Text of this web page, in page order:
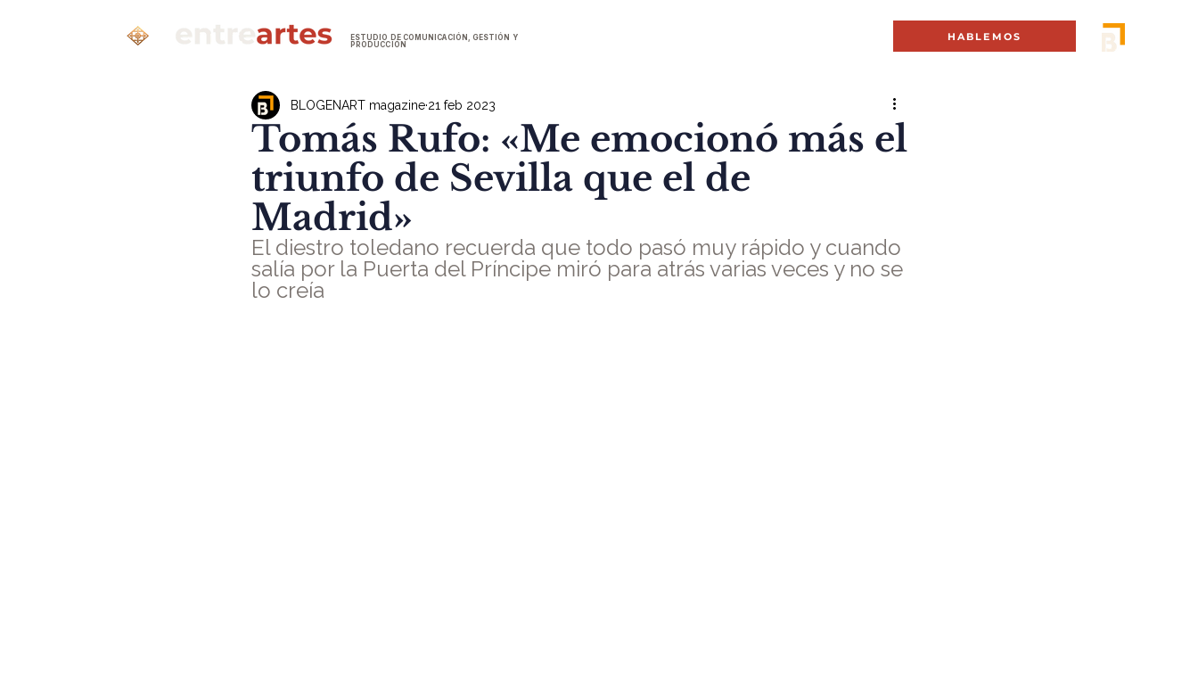
ESTUDIO DE COMUNICACIÓN, GESTIÓN Y
PRODUCCIÓN
HABLEMOS
Tomás Rufo: «Me emocionó más el
triunfo de Sevilla que el de
Madrid»
BLOGENART magazine 21 feb 2023
El diestro toledano recuerda que todo pasó muy rápido y cuando
salía por la Puerta del Príncipe miró para atrás varias veces y no se
lo creía